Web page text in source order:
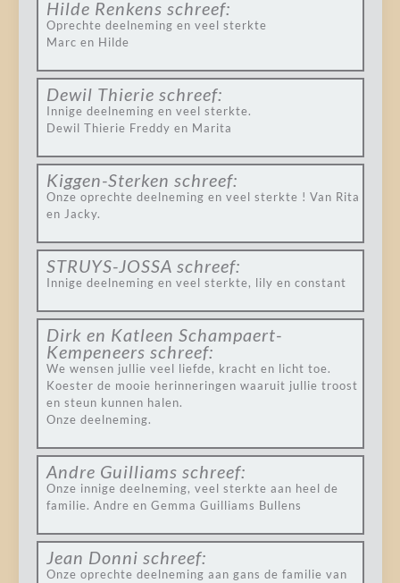
Hilde Renkens schreef:
Oprechte deelneming en veel sterkte
Marc en Hilde
Dewil Thierie schreef:
Innige deelneming en veel sterkte.
Dewil Thierie Freddy en Marita
Kiggen-Sterken schreef:
Onze oprechte deelneming en veel sterkte ! Van Rita
en Jacky.
STRUYS-JOSSA schreef:
Innige deelneming en veel sterkte, lily en constant
Dirk en Katleen Schampaert-
Kempeneers schreef:
We wensen jullie veel liefde, kracht en licht toe.
Koester de mooie herinneringen waaruit jullie troost
en steun kunnen halen.
Onze deelneming.
Andre Guilliams schreef:
Onze innige deelneming, veel sterkte aan heel de
familie. Andre en Gemma Guilliams Bullens
Jean Donni schreef:
Onze oprechte deelneming aan gans de familie van